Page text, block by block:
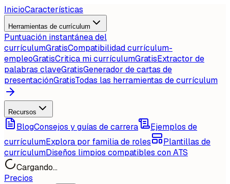
InicioCaracterísticas
Herramientas de currículum
Puntuación instantánea del
currículumGratisCompatibilidad currículum-
empleoGratisCritica mi currículumGratisExtractor de
palabras claveGratisGenerador de cartas de
presentaciónGratisTodas las herramientas de currículum
Recursos
BlogConsejos y guías de carrera
Ejemplos de
currículumExplora por familia de roles
Plantillas de
currículumDiseños limpios compatibles con ATS
Cargando...
Precios